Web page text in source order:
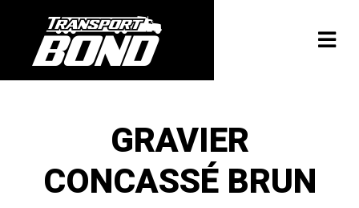
GRAVIER
CONCASSÉ BRUN